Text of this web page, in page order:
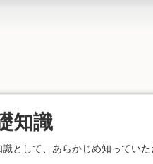
知識
として、あらかじめ知っていた